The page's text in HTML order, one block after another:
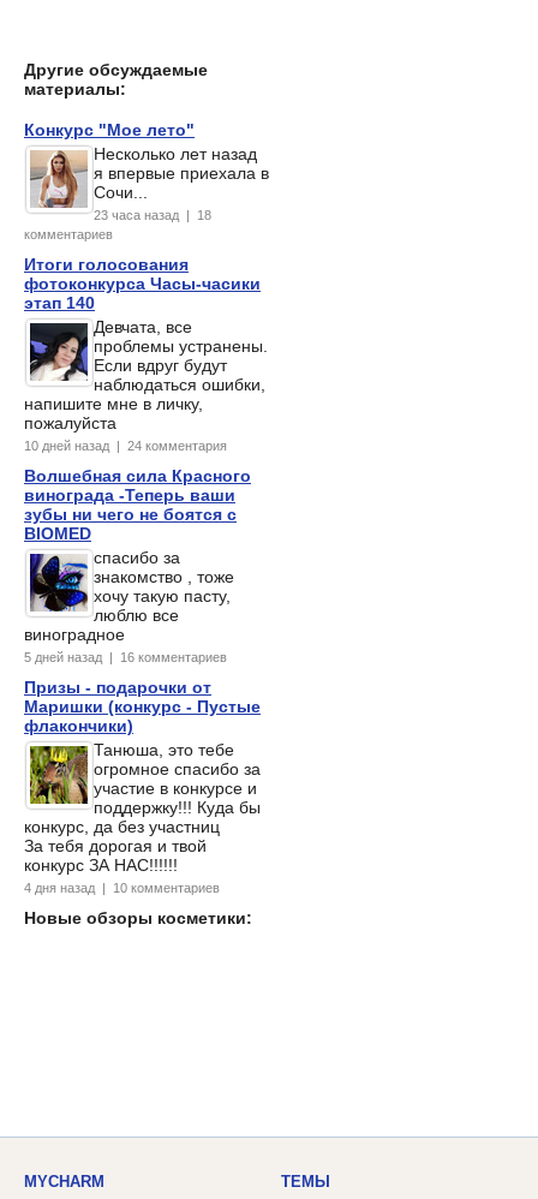
Другие обсуждаемые
материалы:
Конкурс "Мое лето"
Несколько лет назад
я впервые приехала в
Сочи...
23 часа назад | 18
комментариев
Итоги голосования
фотоконкурса Часы-часики
этап 140
Девчата, все
проблемы устранены.
Если вдруг будут
наблюдаться ошибки,
напишите мне в личку,
пожалуйста
10 дней назад | 24 комментария
Волшебная сила Красного
винограда -Теперь ваши
зубы ни чего не боятся с
BIOMED
спасибо за
знакомство , тоже
хочу такую пасту,
люблю все
виноградное
5 дней назад | 16 комментариев
Призы - подарочки от
Маришки (конкурс - Пустые
флакончики)
Танюша, это тебе
огромное спасибо за
участие в конкурсе и
поддержку!!! Куда бы
конкурс, да без участниц
За тебя дорогая и твой
конкурс ЗА НАС!!!!!!
4 дня назад | 10 комментариев
Новые обзоры косметики:
MYCHARM
ТЕМЫ